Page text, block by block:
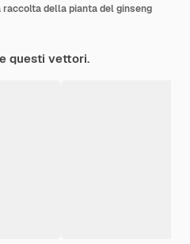
della pianta del ginseng
questi vettori.